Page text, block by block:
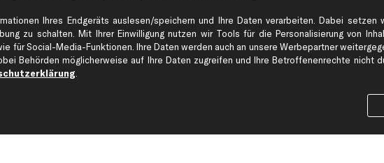
Kundenservice
Zahlung
Hilfe & Support Top
Ihres Endgeräts auslesen/speichern und Ihre Daten verarbeiten. Dabei
zu schalten. Mit Ihrer Einwilligung nutzen wir Tools für die Personalisierung von
für Social-Media-Funktionen. Ihre Daten werden auch an unsere Werbepartner
Behörden möglicherweise auf Ihre Daten zugreifen und Ihre Betroffenenrechte nicht